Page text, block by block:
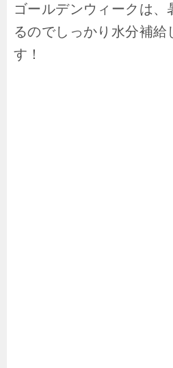
ゴールデンウィークは
るのでしっかり水分補
す！